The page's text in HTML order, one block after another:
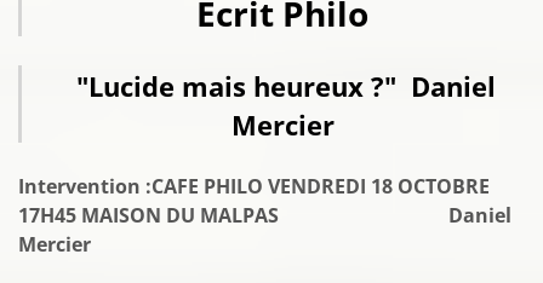
Ecrit Philo
"Lucide mais heureux ?" Daniel
Mercier
Intervention :CAFE PHILO VENDREDI 18 OCTOBRE
17H45 MAISON DU MALPAS Daniel
Mercier